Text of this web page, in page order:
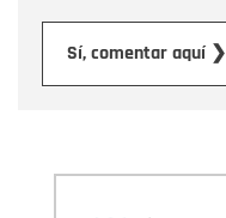
Sí, comentar aquí ❯